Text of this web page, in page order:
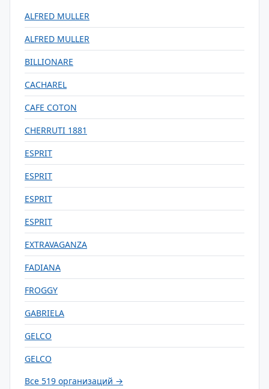
ALFRED MULLER
ALFRED MULLER
BILLIONARE
CACHAREL
CAFE COTON
CHERRUTI 1881
ESPRIT
ESPRIT
ESPRIT
ESPRIT
EXTRAVAGANZA
FADIANA
FROGGY
GABRIELA
GELCO
GELCO
Все 519 организаций →